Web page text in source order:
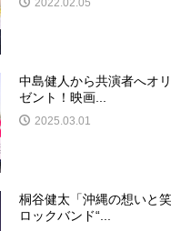
中島健人から共演者へオ
ゼント！映画...
2025.03.01
桐谷健太「沖縄の想いと
ロックバンド“...